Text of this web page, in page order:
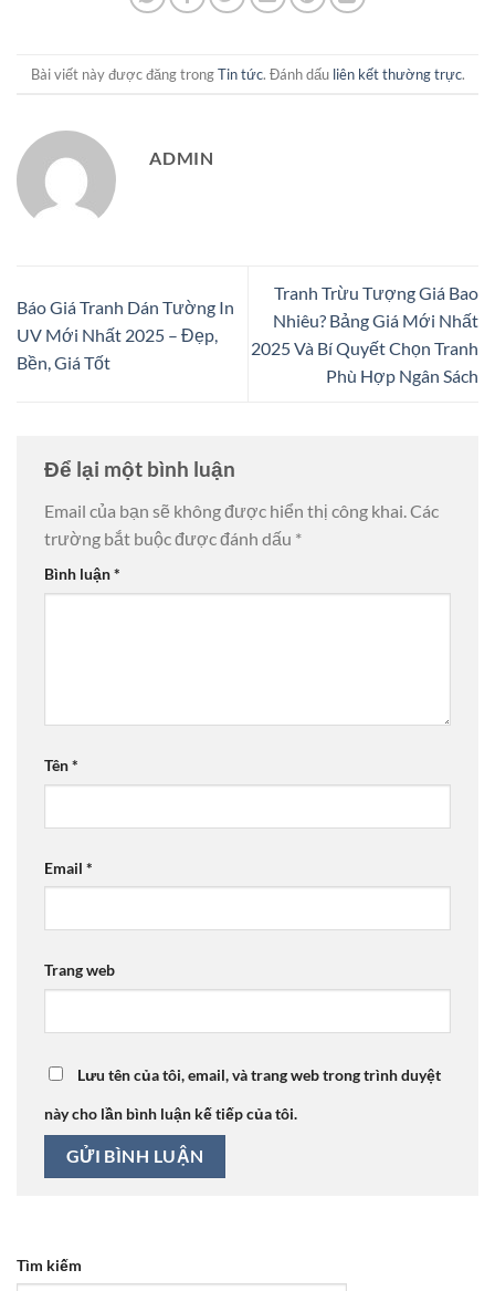
Bài viết này được đăng trongTin tức. Đánh dấu liên kết thường trực.
ADMIN
Báo Giá Tranh Dán Tường In
UV Mới Nhất 2025 – Đẹp,
Bền, Giá Tốt
Tranh Trừu Tượng Giá Bao
Nhiêu? Bảng Giá Mới Nhất
2025 Và Bí Quyết Chọn Tranh
Phù Hợp Ngân Sách
Để lại một bình luận
Email của bạn sẽ không được hiển thị công khai.Các
trường bắt buộc được đánh dấu *
Bình luận*
Tên*
Email *
Trang web
Lưu tên của tôi, email, và trang web trong trình duyệt
này cho lần bình luận kế tiếp của tôi.
Tìm kiếm